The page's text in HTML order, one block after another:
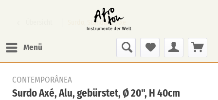
Menü
Surdo, Standard, Axé
CONTEMPORÂNEA
Surdo Axé, Alu, gebürstet, Ø 20", H 40cm